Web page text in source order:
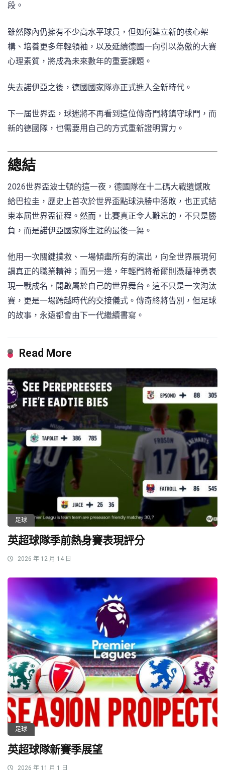
段。
雖然隊內仍擁有不少高水平球員，但如何建立新的核心架
構、培養更多年輕領袖，以及延續德國一向引以為傲的大賽
心理素質，將成為未來數年的重要課題。
失去諾伊亞之後，德國國家隊亦正式進入全新時代。
下一屆世界盃，球迷將不再看到這位傳奇門將鎮守球門，而
新的德國隊，也需要用自己的方式重新證明實力。
總結
2026世界盃波士頓的這一夜，德國隊在十二碼大戰遺憾敗
給巴拉圭，歷史上首次於世界盃點球決勝中落敗，也正式結
束本屆世界盃征程。然而，比賽真正令人難忘的，不只是勝
負，而是諾伊亞國家隊生涯的最後一舞。
他用一次關鍵撲救、一場傾盡所有的演出，向全世界展現何
謂真正的職業精神；而另一邊，年輕門將希爾則憑藉神勇表
現一戰成名，開啟屬於自己的世界舞台。這不只是一次淘汰
賽，更是一場跨越時代的交接儀式。傳奇終將告別，但足球
的故事，永遠都會由下一代繼續書寫。
Read More
足球
英超球隊季前熱身賽表現評分
2026 年 12 月 14 日
足球
英超球隊新賽季展望
2026 年 11 月 1 日